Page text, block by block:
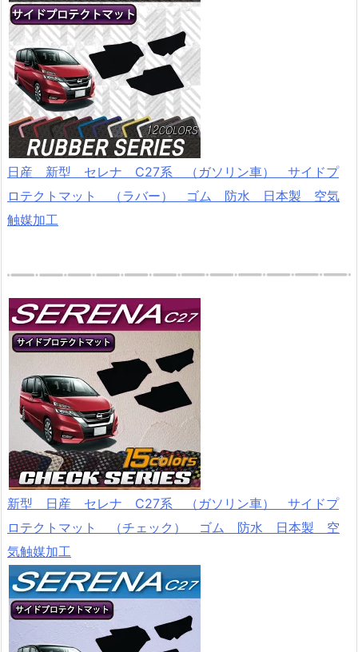
日産 新型 セレナ C27系 （ガソリン車） サイドプ
ロテクトマット （ラバー） ゴム 防水 日本製 空気
触媒加工
新型 日産 セレナ C27系 （ガソリン車） サイドプ
ロテクトマット （チェック） ゴム 防水 日本製 空
気触媒加工